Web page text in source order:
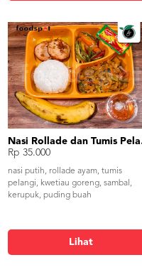
Rp 35.000
nasi putih, rollade ayam, tumis
pelangi, kwetiau goreng, sambal,
kerupuk, puding buah
Lihat